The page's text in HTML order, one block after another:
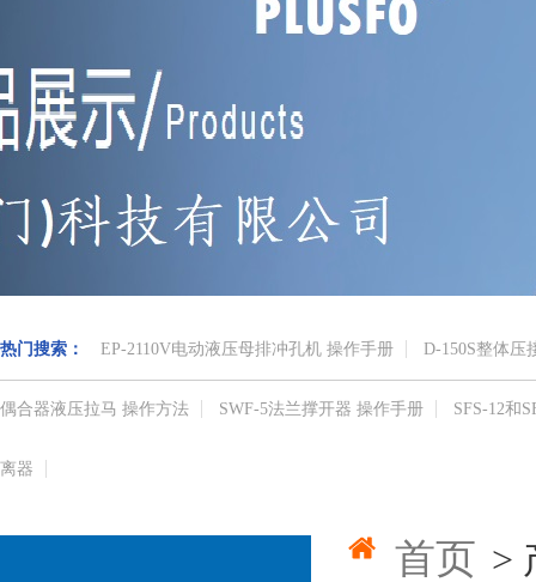
热门搜索： EP-2110V电动液压母排冲孔机 操作手册 D-150S整体压
偶合器液压拉马 操作方法 SWF-5法兰撑开器 操作手册 SFS-12和
离器
首页 >